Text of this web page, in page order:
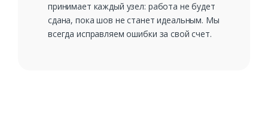
принимает каждый узел: работа не будет
сдана, пока шов не станет идеальным. Мы
всегда исправляем ошибки за свой счет.